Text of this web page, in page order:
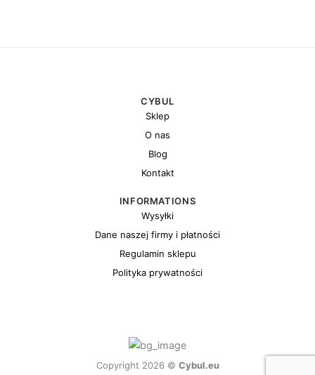
CYBUL
Sklep
O nas
Blog
Kontakt
INFORMATIONS
Wysyłki
Dane naszej firmy i płatności
Regulamin sklepu
Polityka prywatności
Copyright 2026 © Cybul.eu